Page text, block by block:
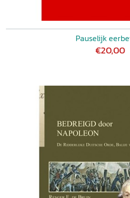
Pauselijk
€20,00